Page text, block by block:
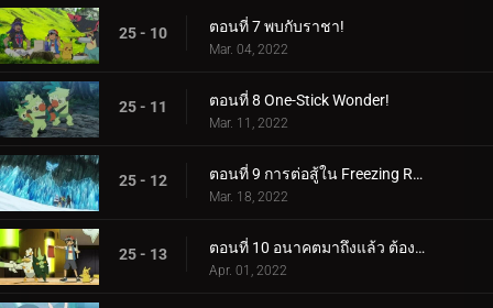
25 - 10 ตอนที่ 7 พบกับราชา!
Mar. 04, 2022
25 - 11 ตอนที่ 8 One-Stick Wonder!
Mar. 11, 2022
25 - 12 ตอนที่ 9 การต่อสู้ใน Freezing Raid!
Mar. 18, 2022
25 - 13 ตอนที่ 10 อนาคตมาถึงแล้ว ต้องขอบคุณกลยุทธ์!
Apr. 01, 2022